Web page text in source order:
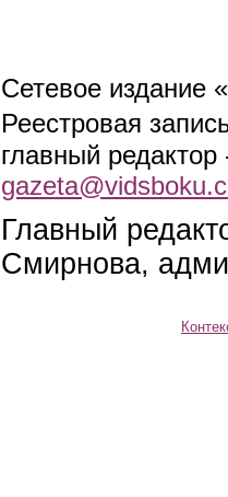
Сетевое издание
Реестровая
главный
Главный
Смирнова,